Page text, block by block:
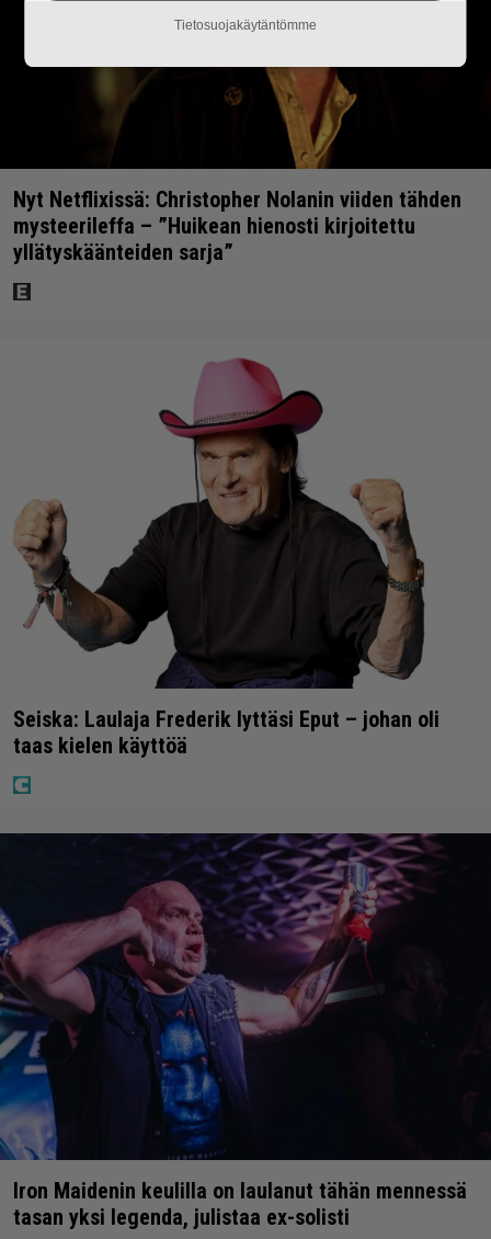
Nyt Netflixissä: Christopher Nolanin viiden tähden
mysteerileffa – ”Huikean hienosti kirjoitettu
yllätyskäänteiden sarja”
Seiska: Laulaja Frederik lyttäsi Eput – johan oli
taas kielen käyttöä
Iron Maidenin keulilla on laulanut tähän mennessä
tasan yksi legenda, julistaa ex-solisti
Tietosuojakäytäntömme